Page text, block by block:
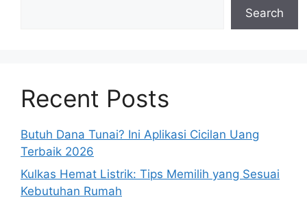
Search
Recent Posts
Butuh Dana Tunai? Ini Aplikasi Cicilan Uang
Terbaik 2026
Kulkas Hemat Listrik: Tips Memilih yang Sesuai
Kebutuhan Rumah